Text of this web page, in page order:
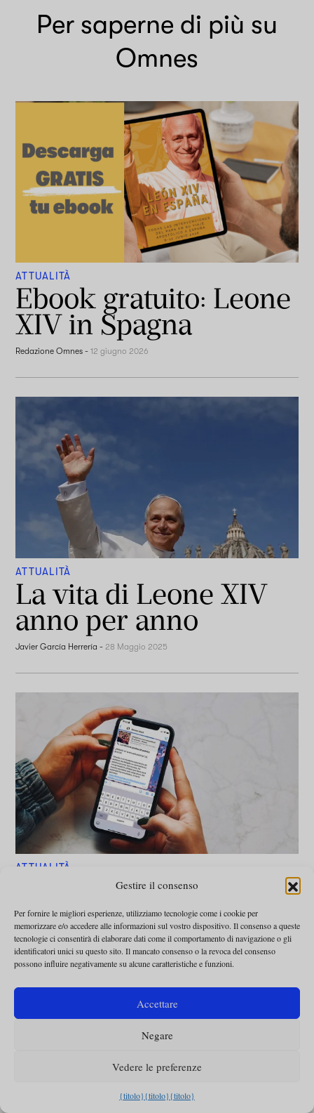
Gestire il consenso
Per fornire le migliori esperienze, utilizziamo tecnologie come i cookie per
memorizzare e/o accedere alle informazioni sul vostro dispositivo. Il consenso a queste
tecnologie ci consentirà di elaborare dati come il comportamento di navigazione o gli
identificatori unici su questo sito. Il mancato consenso o la revoca del consenso
possono influire negativamente su alcune caratteristiche e funzioni.
Accettare
Negare
Vedere le preferenze
{titolo}{titolo}{titolo}
Per saperne di più su
Omnes
ATTUALITÀ
Ebook gratuito: Leone
XIV in Spagna
Redazione Omnes -12 giugno 2026
ATTUALITÀ
La vita di Leone XIV
anno per anno
Javier García Herrería - 28 Maggio 2025
ATTUALITÀ
Non ricevete ancora
le notizie del giorno
via Whatsapp?
Omnes -17 giugno 2022